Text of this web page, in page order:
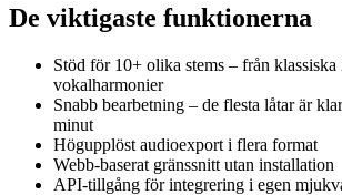
De viktigaste funktionerna
Stöd för 10+ olika stems – från
vokalharmonier
Snabb bearbetning – de flesta låtar är
minut
Högupplöst audioexport i flera format
Webb-baserat gränssnitt utan installation
API-tillgång för integrering i egen